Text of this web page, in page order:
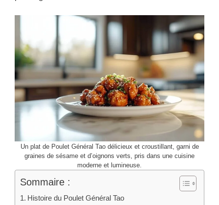
Un plat de Poulet Général Tao délicieux et croustillant, garni de
graines de sésame et d’oignons verts, pris dans une cuisine
moderne et lumineuse.
Sommaire :
Histoire du Poulet Général Tao